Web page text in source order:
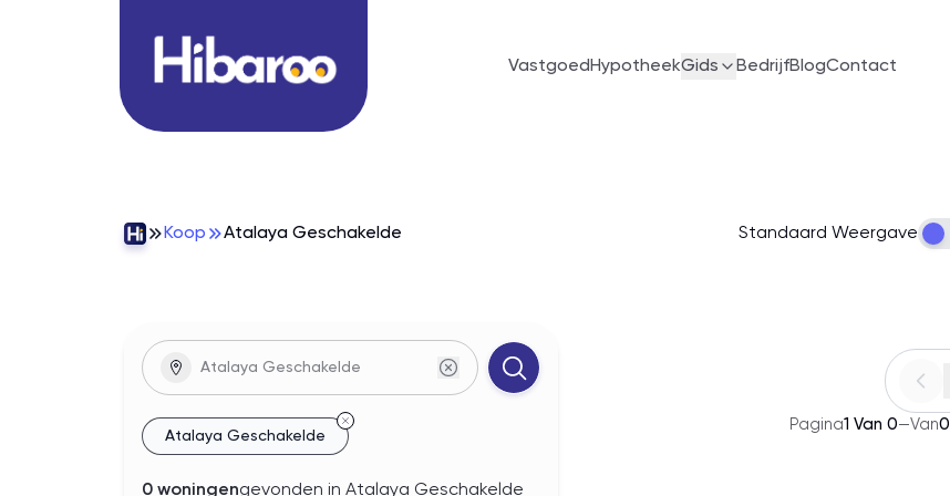
Vastgoed HypotheekGids BedrijfBlogContact
Koop Atalaya Geschakelde Standaard Weergave
Atalaya Geschakelde
0 woningengevonden in Atalaya Geschakelde
Pagina1 Van 0—Van0